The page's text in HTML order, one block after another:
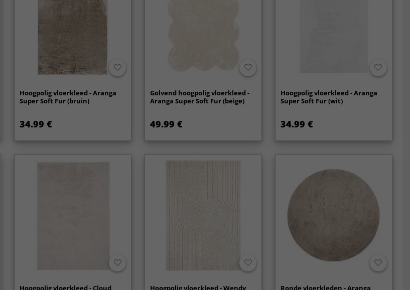
Hoogpolig vloerkleed - Aranga
Super Soft Fur (bruin)
34.99 €
Golvend hoogpolig vloerkleed -
Aranga Super Soft Fur (beige)
49.99 €
Hoogpolig vloerkleed - Aranga
Super Soft Fur (wit)
34.99 €